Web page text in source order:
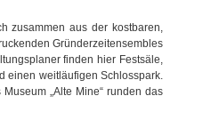
zusammen aus der kostbaren,
Gründerzeitensembles
finden hier Festsäle,
einen weitläufigen Schlosspark.
„Alte Mine“ runden das